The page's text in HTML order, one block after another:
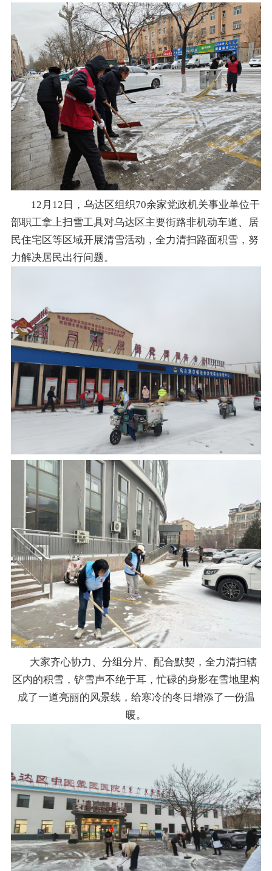
12月12日，乌达区组织70余家党政机关事业单位干
部职工拿上扫雪工具对乌达区主要街路非机动车道、居
民住宅区等区域开展清雪活动，全力清扫路面积雪，努
力解决居民出行问题。
大家齐心协力、分组分片、配合默契，全力清扫辖
区内的积雪，铲雪声不绝于耳，忙碌的身影在雪地里构
成了一道亮丽的风景线，给寒冷的冬日增添了一份温
暖。